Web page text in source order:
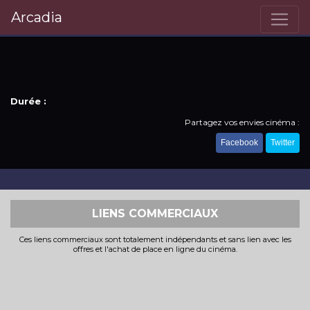
Arcadia
Durée :
Partagez vos envies cinéma :
Facebook Twitter
LIENS COMMERCIAUX
Ces liens commerciaux sont totalement indépendants et sans lien avec les
offres et l'achat de place en ligne du cinéma.